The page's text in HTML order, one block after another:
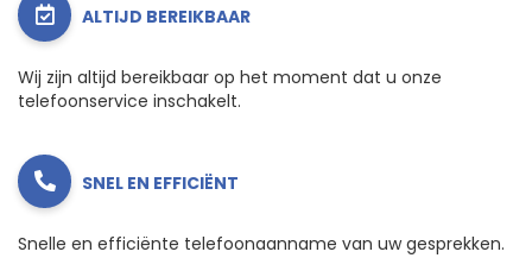
ALTIJD BEREIKBAAR
Wij zijn altijd bereikbaar op het moment dat u onze
telefoonservice inschakelt.
SNEL EN EFFICIËNT
Snelle en efficiënte telefoonaanname van uw gesprekken.